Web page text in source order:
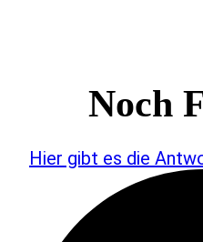
Noch
Hier gibt es die